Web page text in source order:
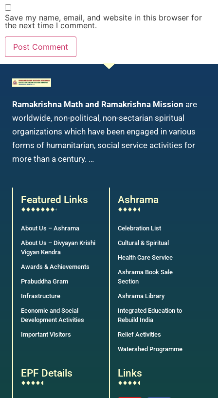
Save my name, email, and website in this browser for
the next time I comment.
Ramakrishna Math and Ramakrishna Mission are
worldwide, non-political, non-sectarian spiritual
organizations which have been engaged in various
forms of humanitarian, social service activities for
more than a century. …
Featured Links
About Us – Ashrama
About Us – Divyayan Krishi
Vigyan Kendra
Awards & Achievements
Prabuddha Gram
Infrastructure
Economic and Social
Development Activities
Important Visitors
Ashrama
Celebration List
Cultural & Spiritual
Health Care Service
Ashrama Book Sale
Section
Ashrama Library
Integrated Education to
Rebuild India
Relief Activities
Watershed Programme
EPF Details Links